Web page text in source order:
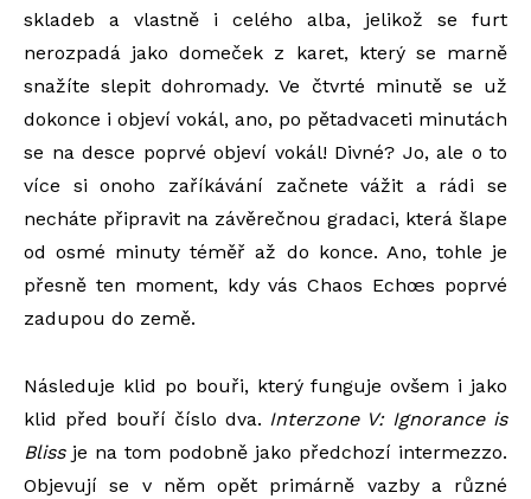
skladeb a vlastně i celého alba, jelikož se furt
nerozpadá jako domeček z karet, který se marně
snažíte slepit dohromady. Ve čtvrté minutě se už
dokonce i objeví vokál, ano, po pětadvaceti minutách
se na desce poprvé objeví vokál! Divné? Jo, ale o to
více si onoho zaříkávání začnete vážit a rádi se
necháte připravit na závěrečnou gradaci, která šlape
od osmé minuty téměř až do konce. Ano, tohle je
přesně ten moment, kdy vás Chaos Echœs poprvé
zadupou do země.
Následuje klid po bouři, který funguje ovšem i jako
klid před bouří číslo dva. Interzone V: Ignorance is
Blissje na tom podobně jako předchozí intermezzo.
Objevují se v něm opět primárně vazby a různé